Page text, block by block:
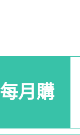
每月購